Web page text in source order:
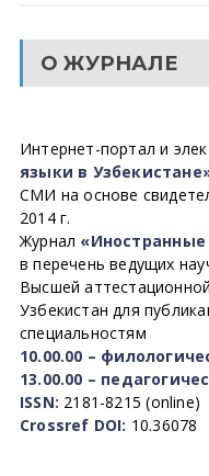
О ЖУРНАЛЕ
Интернет-портал и
языки в
СМИ на основе
2014 г.
Журнал
в перечень ведущих
Высшей
Узбекистан для
специальностям
10.00.00 –
13.00.00 –
ISSN: 2181-8215 (online)
Crossref DOI: 10.36078